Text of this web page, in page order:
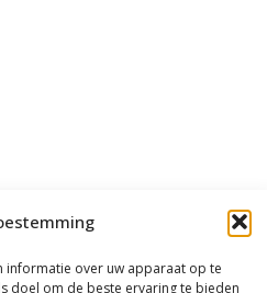
informatie over uw apparaat op te
doel om de beste ervaring te bieden